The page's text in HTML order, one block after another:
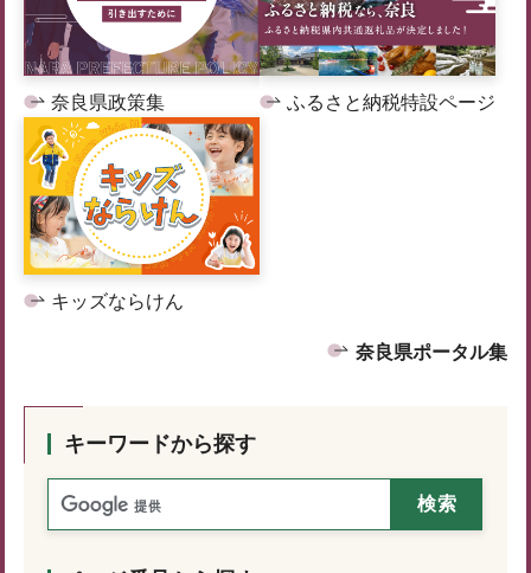
奈良県政策集 ふるさと納税特設ページ
キッズならけん
奈良県ポータル集
キーワードから探す